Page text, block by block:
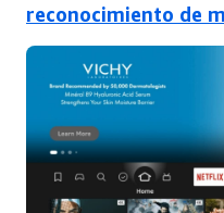
reconocimiento de